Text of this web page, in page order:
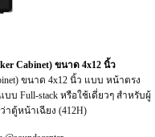
Cabinet) ขนาด 4x12 นิ้ว
ขนาด 4x12 นิ้ว แบบ หน้าตรง
บ Full-stack หรือใช้เดี่ยวๆ สำหรับผู้
ตู้หน้าเฉียง (412H)